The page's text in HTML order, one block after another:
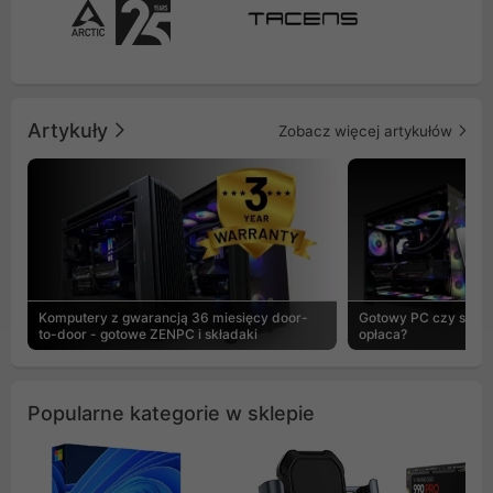
Artykuły Zobacz więcej artykułów
Komputery z gwarancją 36 miesięcy door-
to-door - gotowe ZENPC i składaki
Gotowy PC czy
opłaca?
Popularne kategorie w sklepie